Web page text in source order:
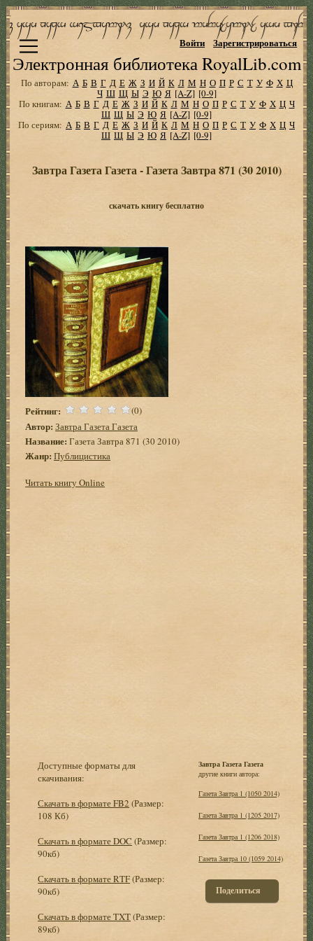
Электронная библиотека RoyalLib.com
Войти Зарегистрироваться
По авторам: А Б В Г Д Е Ж З И Й К Л М Н О П Р С Т У Ф Х Ц
Ч Ш Щ Ы Э Ю Я [A-Z] [0-9]
По книгам: А Б В Г Д Е Ж З И Й К Л М Н О П Р С Т У Ф Х Ц Ч
Ш Щ Ы Э Ю Я [A-Z] [0-9]
По сериям: А Б В Г Д Е Ж З И Й К Л М Н О П Р С Т У Ф Х Ц Ч
Ш Щ Ы Э Ю Я [A-Z] [0-9]
Завтра Газета Газета - Газета Завтра 871 (30 2010)
скачать книгу бесплатно
Рейтинг: (0)
Автор: Завтра Газета Газета
Название: Газета Завтра 871 (30 2010)
Жанр: Публицистика
Читать книгу Online
Доступные форматы для
скачивания:
Скачать в формате FB2 (Размер:
108 Кб)
Скачать в формате DOC (Размер:
90кб)
Скачать в формате RTF(Размер:
90кб)
Скачать в формате TXT(Размер:
89кб)
Завтра Газета Газета
другие книги автора:
Газета Завтра 1 (1050 2014)
Газета Завтра 1 (1205 2017)
Газета Завтра 1 (1206 2018)
Газета Завтра 10 (1059 2014)
Поделиться